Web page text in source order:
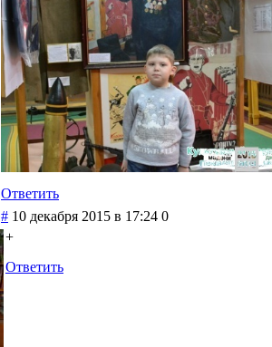
Ответить
# 10 декабря 2015 в 17:24 0
+
Ответить